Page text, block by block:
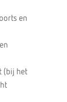
en
(bij het